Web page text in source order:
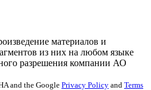
материалов и
из них на любом языке
разрешения компании АО
and the Google Privacy Policy and Terms